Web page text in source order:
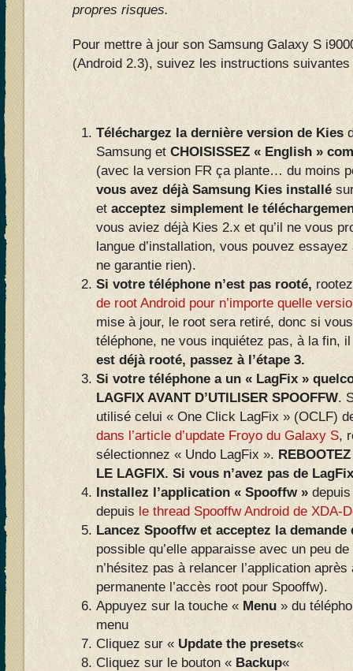
propres risques.
Pour mettre à jour son Samsung Galaxy S
(Android 2.3), suivez les instructions suivantes
Téléchargez la dernière version de Kies
Samsung et CHOISISSEZ « English »
(avec la version FR ça plante… du moins
vous avez déjà Samsung Kies installé
et acceptez simplement le
vous aviez déjà Kies 2.x et qu’il ne vous
langue d’installation, vous pouvez
ne garantie rien).
Si votre téléphone n’est pas rooté,
de root Android pour n’importe quelle
mise à jour, le root sera retiré, donc si
téléphone, ne vous inquiétez pas, à la fin,
est déjà rooté, passez à l’étape 3.
Si votre téléphone a un « LagFix »
LAGFIX AVANT D’UTILISER SPOOFFW.
utilisé celui « One Click LagFix » (OCLF)
dans l’article d’update Froyo du Galaxy S,
sélectionnez « Undo LagFix ».
LE LAGFIX. Si vous n’avez pas de
Installez l’application « Spooffw »
depuis le thread Spooffw Android de XDA-
Lancez Spooffw et acceptez la
possible qu’elle apparaisse avec un peu
n’hésitez pas à relancer l’application
permanente l’accès root pour Spooffw).
Appuyez sur la touche « Menu » du
menu
Cliquez sur « Update the presets«
Cliquez sur le bouton « Backup«